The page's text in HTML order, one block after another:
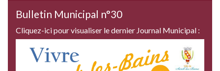
Bulletin Municipal n°30
Cliquez-ici pour visualiser le dernier Journal Municipal :